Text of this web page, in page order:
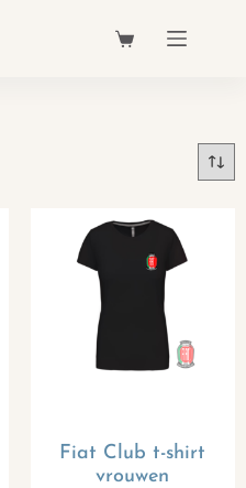
Fiat Club t-shirt
vrouwen